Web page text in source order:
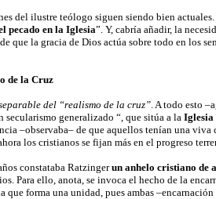
del ilustre teólogo siguen siendo bien
pecado en la Iglesia”. Y, cabría añadir, la
que la gracia de Dios actúa sobre todo en los
de la Cruz
del “realismo de la cruz”. A todo esto
secularismo generalizado “, que sitúa a la Iglesia
–observaba– de que aquellos tenían una
los cristianos se fijan más en el progreso
constataba Ratzingerun anhelo cristiano de
Para ello, anota, se invoca el hecho de la
que forma una unidad, pues ambas